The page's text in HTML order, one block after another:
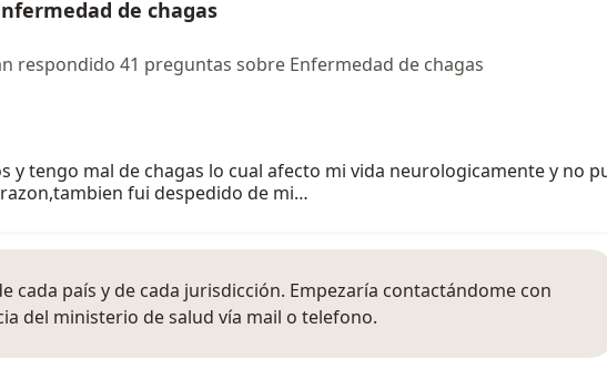
de chagas
respondido 41 preguntas sobre Enfermedad de chagas
y tengo mal de chagas lo cual afecto mi vida neurologicamente y no
fui despedido de mi…
cada país y de cada jurisdicción. Empezaría contactándome con
del ministerio de salud vía mail o telefono.